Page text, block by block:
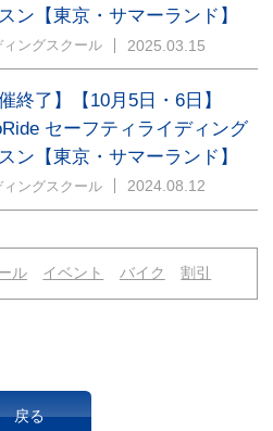
ン【東京・サマーランド】
ィングスクール 2025.03.15
催終了】【10月5日・6日】
セーフティライディング
ン【東京・サマーランド】
ィングスクール 2024.08.12
ル イベント バイク 割引
戻る